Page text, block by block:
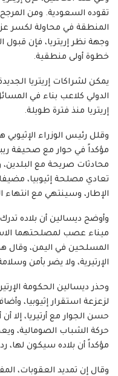
تقوده السعودية. ومن
المنطقة في محاولة لكسر
وجهة نظر إريتريا، فإن
خطوة أولى منطقية.
يمكن لشراكات إريتريا
الدولي كلاعب بناء في
إريتريا منذ فترة طويلة.
وقلل رئيس الوزراء
مؤكداً في حوار مع صحيفة
محادثات صريحة مع
تعادي مصلحة إثيوبيا،
الإطار، وسينتهي مع
وأوضح ديسالين أن بلاده
ميناء عصب لمصلحتهما
المسلحين في اليمن، وقال
الإرتيرية، ولا يضر بأمن
وحذر ديسالين الحكومة
لزعزعة استقرار إثيوبيا،
حسن الجوار مع أرتيريا،
حركة الشباب الصومالية،
مؤكداً أن بلاده سيكون لها،
وقال إن تمديد العقوبات،